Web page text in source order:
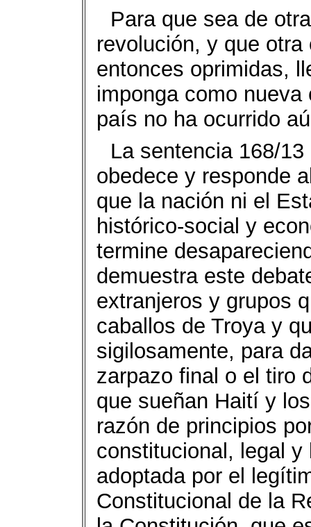
Para que sea de
revolución, y que
entonces oprimidas,
imponga como
país no ha ocurrido
La sentencia 168/
obedece y responde
que la nación ni el
histórico-social y
termine
demuestra este
extranjeros y grupos
caballos de Troya y
sigilosamente, para
zarpazo final o el tiro
que sueñan Haití y
razón de principios
constitucional, legal
adoptada por el
Constitucional de la